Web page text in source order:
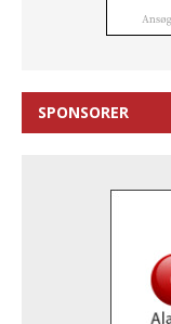
SPONSORER